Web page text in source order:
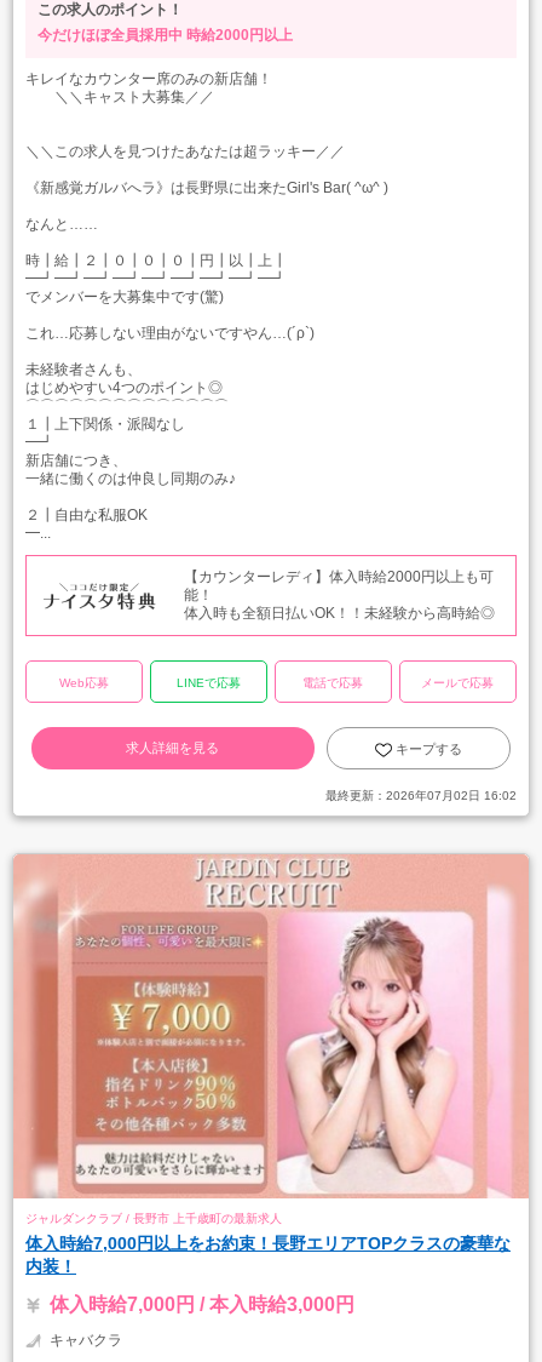
この求人のポイント！
今だけほぼ全員採用中 時給2000円以上
キレイなカウンター席のみの新店舗！
＼＼キャスト大募集／／
＼＼この求人を見つけたあなたは超ラッキー／／
《新感覚ガルバへラ》は長野県に出来たGirl's Bar( ^ω^ )
なんと……
時┃給┃２┃０┃０┃０┃円┃以┃上┃
━┛━┛━┛━┛━┛━┛━┛━┛━┛
でメンバーを大募集中です(驚)
これ…応募しない理由がないですやん…(´ρ`)
未経験者さんも、
はじめやすい4つのポイント◎
⌒⌒⌒⌒⌒⌒⌒⌒⌒⌒⌒⌒⌒⌒
１┃上下関係・派閥なし
━┛
新店舗につき、
一緒に働くのは仲良し同期のみ♪
２┃自由な私服OK
━...
【カウンターレディ】体入時給2000円以上も可
能！
体入時も全額日払いOK！！未経験から高時給◎
Web応募 LINEで応募 電話で応募 メールで応募
求人詳細を見る キープする
最終更新： 2026年07月02日 16:02
ジャルダンクラブ / 長野市 上千歳町の最新求人
体入時給7,000円以上をお約束！長野エリアTOPクラスの豪華な
内装！
体入時給7,000円 / 本入時給3,000円
キャバクラ